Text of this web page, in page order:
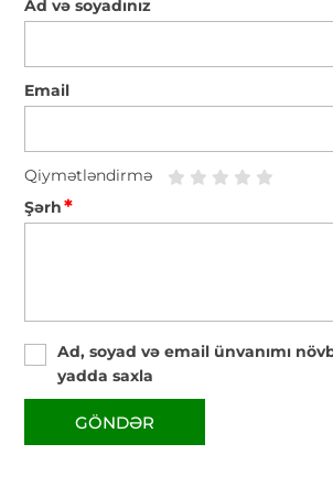
Ad və soyadınız
Email
Qiymətləndirmə
Şərh*
Ad, soyad və email ünvanımı
yadda saxla
GÖNDƏR